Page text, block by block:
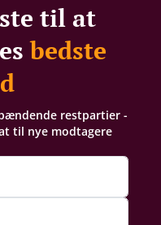
til at
bedste
restpartier -
til nye modtagere